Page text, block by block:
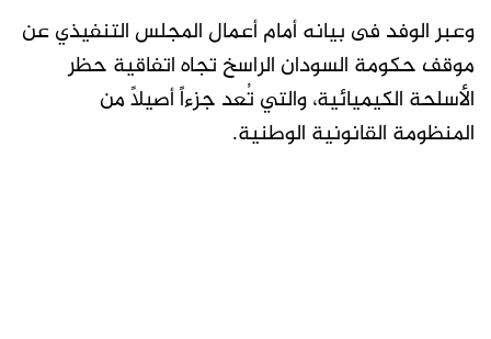
وعبر الوفد فى بيانه أمام أعمال المجلس التنفيذي عن
موقف حكومة السودان الراسخ تجاه اتفاقية حظر
الأسلحة الكيميائية، والتي تُعد جزءاً أصيلاً من
المنظومة القانونية الوطنية.